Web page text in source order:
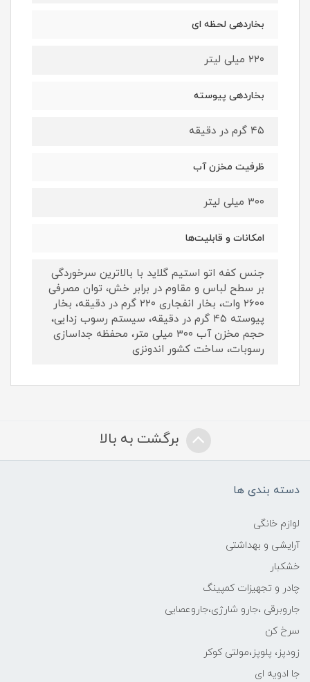
بخاردهی لحظه ای
۲۲۰ میلی لیتر
بخاردهی پیوسته
۴۵ گرم در دقیقه
ظرفیت مخزن آب
۳۰۰ میلی لیتر
امکانات و قابلیت‌ها
جنس کفه اتو استیم گلاید با بالاترین سرخوردگی
بر سطح لباس و مقاوم در برابر خش، توان مصرفی
۲۶۰۰ وات، بخار انفجاری ۲۲۰ گرم در دقیقه، بخار
پیوسته ۴۵ گرم در دقیقه، سیستم رسوب زدایی،
حجم مخزن آب ۳۰۰ میلی متر، محفظه جداسازی
رسوبات، ساخت کشور اندونزی
برگشت به بالا
دسته بندی ها
لوازم خانگی
آرایشی و بهداشتی
خشکبار
چادر و تجهیزات کمپینگ
جاروبرقی ،جارو شارژی،جاروعصایی
سرخ کن
زودپز، پلوپز،مولتی کوکر
جا ادویه ای